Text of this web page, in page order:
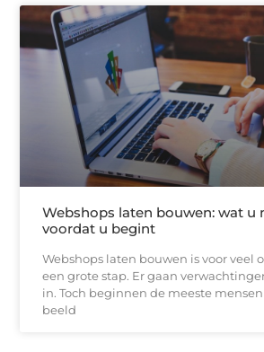
Webshops laten bouwen: wat u
voordat u begint
Webshops laten bouwen is voor veel
een grote stap. Er gaan
in. Toch beginnen de meeste
beeld